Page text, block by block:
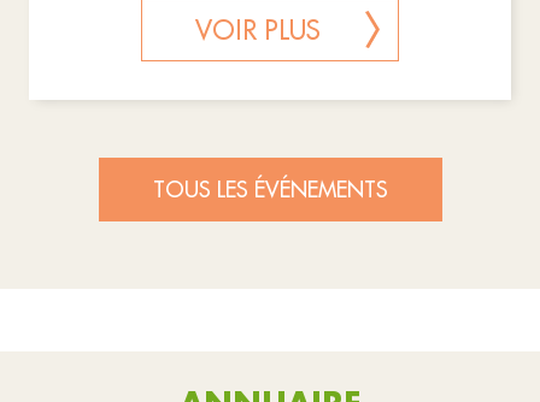
VOIR PLUS
TOUS LES ÉVÉNEMENTS